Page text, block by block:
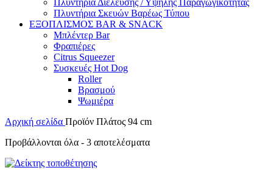
Πλυντήρια Διέλευσης / Υψηλής Παραγωγικότητας
Πλυντήρια Σκευών Βαρέως Τύπου
ΕΞΟΠΛΙΣΜΟΣ BAR & SNACK
Μπλέντερ Bar
Φραπιέρες
Citrus Squeezer
Συσκευές Hot Dog
Roller
Βρασμού
Ψωμιέρα
Αρχική σελίδα Προϊόν Πλάτος 94 cm
Προβάλλονται όλα - 3 αποτελέσματα